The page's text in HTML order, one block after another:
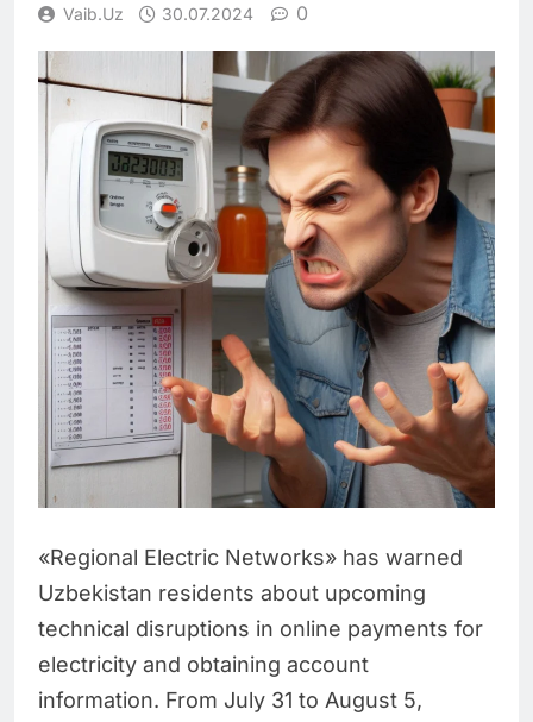
Vaib.uz 30.07.2024 0
«Regional Electric Networks» has warned
Uzbekistan residents about upcoming
technical disruptions in online payments for
electricity and obtaining account
information. From July 31 to August 5,